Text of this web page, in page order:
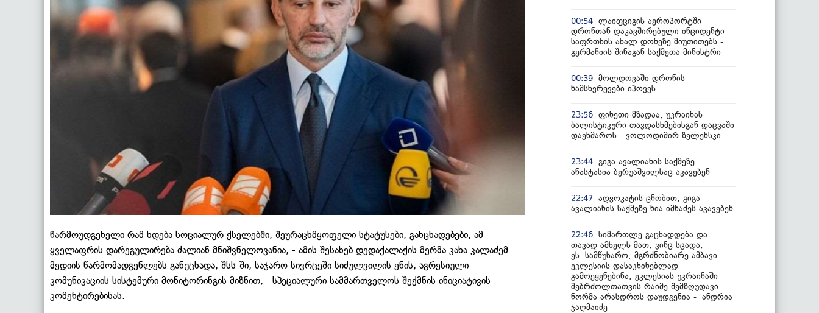
წარმოუდგენელი რამ ხდება სოციალურ ქსელებში, შეურაცხმყოფელი სტატუსები, განცხადებები, ამ
ყველაფრის დარეგულირება ძალიან მნიშვნელოვანია, - ამის შესახებ დედაქალაქის მერმა კახა კალაძემ
მედიის წარმომადგენლებს განუცხადა, შსს-ში, საჯარო სივრცეში სიძულვილის ენის, აგრესიული
კომუნიკაციის სისტემური მონიტორინგის მიზნით, სპეციალური სამმართველოს შექმნის ინიციატივის
კომენტირებისას.
00:54 ლაიფციგის აეროპორტში
დრონთან დაკავშირებული ინციდენტი
საფრთხის ახალ დონეზე მიუთითებს -
გერმანიის შინაგან საქმეთა მინისტრი
00:39 მოლდოვაში დრონის
ნამსხვრევები იპოვეს
23:56 ფინეთი მზადაა, უკრაინას
ბალისტიკური თავდასხმებისგან დაცვაში
დაეხმაროს - ვოლოდიმირ ზელენსკი
23:44 გიგა ავალიანის საქმეზე
ანასტასია ბერუაშვილსაც აკავებენ
22:47 ადვოკატის ცნობით, გიგა
ავალიანის საქმეზე ნია იმნაძეს აკავებენ
22:46 სიმართლე გაცხადდება და
თავად ამხელს მათ, ვინც სცადა,
ეს სამწუხარო, მგრძნობიარე ამბავი
ეკლესიის დასაკნინებლად
გამოეყენებინა, ეკლესიას უკრაინაში
მებრძოლთათვის რაიმე შემზღუდავი
ნორმა არასდროს დაუდგენია - ანდრია
ჯაღმაიძე